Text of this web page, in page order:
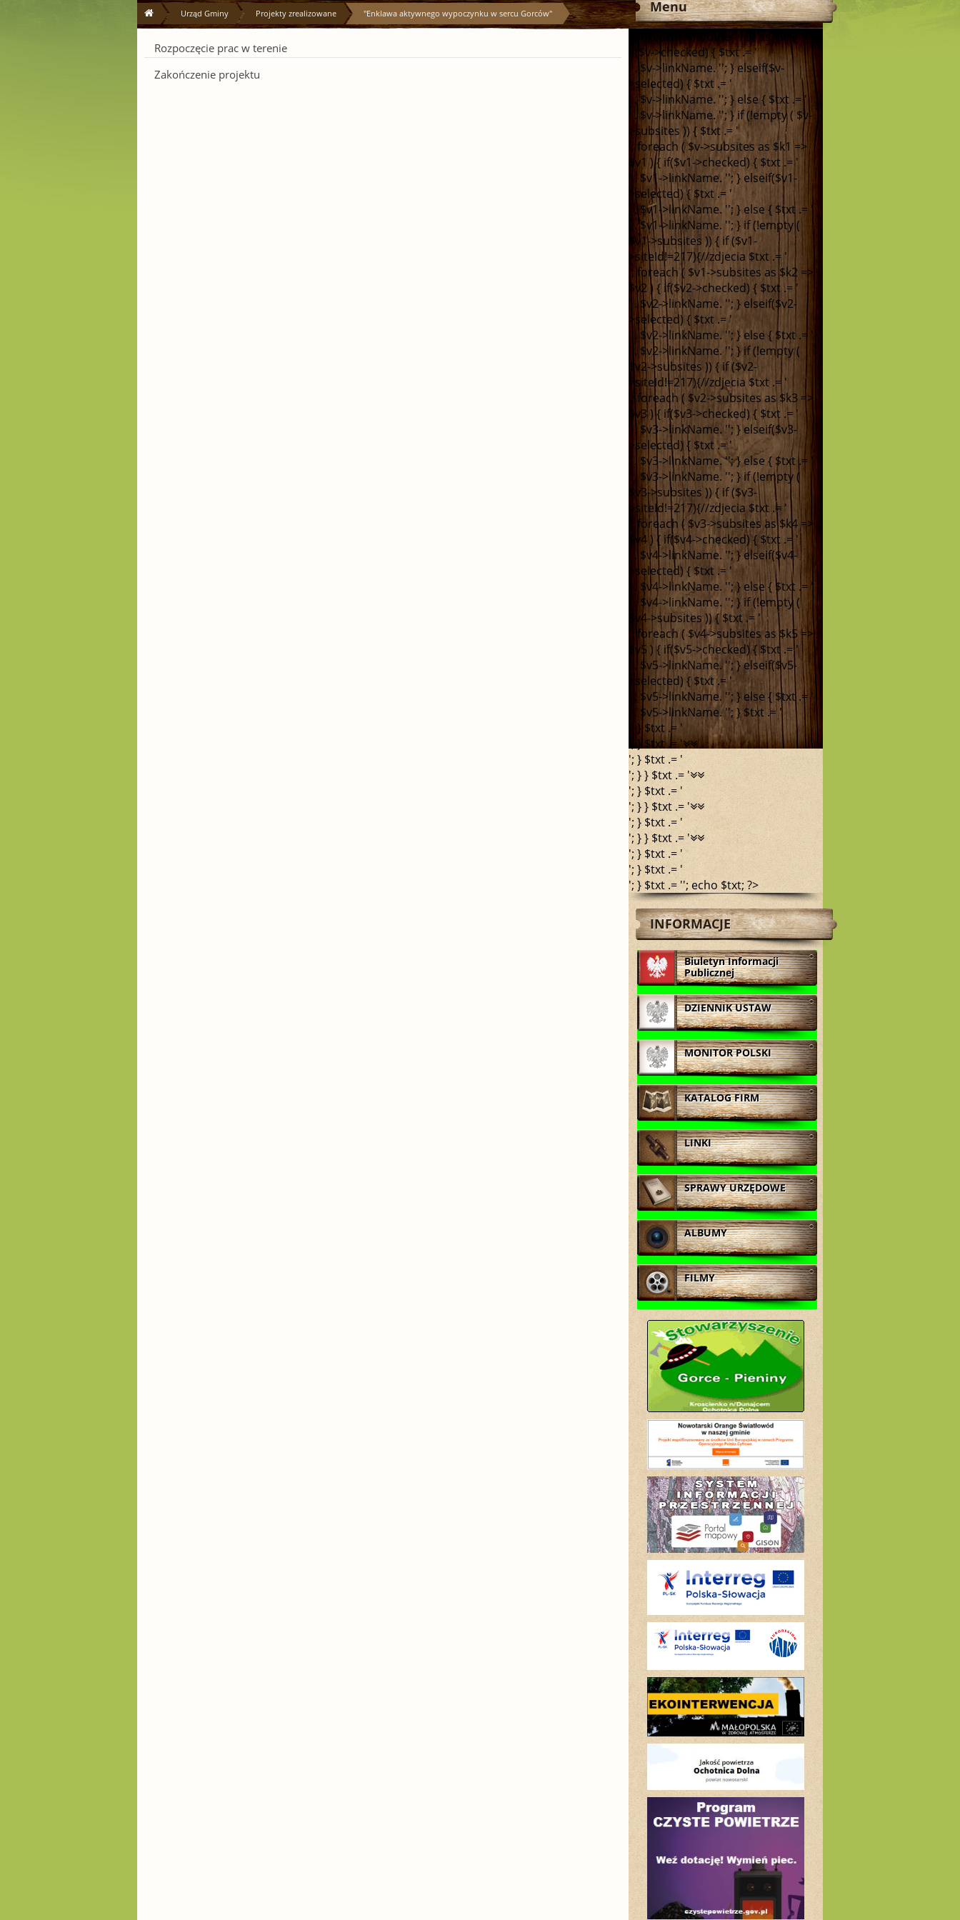
Urząd Gminy Projekty zrealizowane "Enklawa aktywnego wypoczynku w sercu Gorców"
Rozpoczęcie prac w terenie
Zakończenie projektu
Menu
'; foreach($module->list as $v) {
if($v->checked) { $txt .= '
' . $v->linkName. ''; } elseif($v-
>selected) { $txt .= '
' . $v->linkName. ''; } else { $txt .= '
' . $v->linkName. ''; } if (!empty ( $v-
>subsites )) { $txt .= '
'; foreach ( $v->subsites as $k1 =>
$v1 ) { if($v1->checked) { $txt .= '
' . $v1->linkName. ''; } elseif($v1-
>selected) { $txt .= '
' . $v1->linkName. ''; } else { $txt .= '
' . $v1->linkName. ''; } if (!empty (
$v1->subsites )) { if ($v1-
>siteId!=217){//zdjecia $txt .= '
'; foreach ( $v1->subsites as $k2 =>
$v2 ) { if($v2->checked) { $txt .= '
' . $v2->linkName. ''; } elseif($v2-
>selected) { $txt .= '
' . $v2->linkName. ''; } else { $txt .= '
' . $v2->linkName. ''; } if (!empty (
$v2->subsites )) { if ($v2-
>siteId!=217){//zdjecia $txt .= '
'; foreach ( $v2->subsites as $k3 =>
$v3 ) { if($v3->checked) { $txt .= '
' . $v3->linkName. ''; } elseif($v3-
>selected) { $txt .= '
' . $v3->linkName. ''; } else { $txt .= '
' . $v3->linkName. ''; } if (!empty (
$v3->subsites )) { if ($v3-
>siteId!=217){//zdjecia $txt .= '
'; foreach ( $v3->subsites as $k4 =>
$v4 ) { if($v4->checked) { $txt .= '
' . $v4->linkName. ''; } elseif($v4-
>selected) { $txt .= '
' . $v4->linkName. ''; } else { $txt .= '
' . $v4->linkName. ''; } if (!empty (
$v4->subsites )) { $txt .= '
'; foreach ( $v4->subsites as $k5 =>
$v5 ) { if($v5->checked) { $txt .= '
' . $v5->linkName. ''; } elseif($v5-
>selected) { $txt .= '
' . $v5->linkName. ''; } else { $txt .= '
' . $v5->linkName. ''; } $txt .= '
'; } $txt .= '
'; } $txt .= '
'; } $txt .= '
'; } } $txt .= '
'; } $txt .= '
'; } } $txt .= '
'; } $txt .= '
'; } } $txt .= '
'; } $txt .= '
'; } $txt .= '
'; } $txt .= ''; echo $txt; ?>
INFORMACJE
Biuletyn Informacji
Publicznej
DZIENNIK USTAW
MONITOR POLSKI
KATALOG FIRM
LINKI
SPRAWY URZĘDOWE
ALBUMY
FILMY